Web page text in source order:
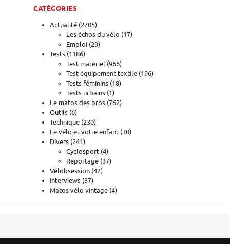
CATÉGORIES
Actualité (2705)
Les échos du vélo (17)
Emploi (29)
Tests (1186)
Test matériel (966)
Test équipement textile (196)
Tests féminins (18)
Tests urbains (1)
Le matos des pros (762)
Outils (6)
Technique (230)
Le vélo et votre enfant (30)
Divers (241)
Cyclosport (4)
Reportage (37)
Vélobsession (42)
Interviews (37)
Matos vélo vintage (4)